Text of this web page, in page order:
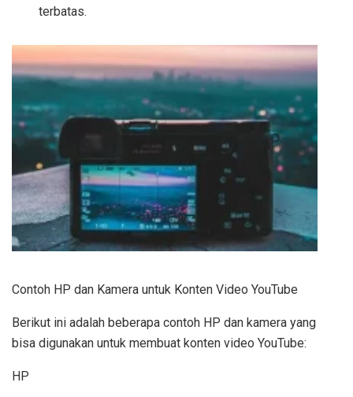
terbatas.
Contoh HP dan Kamera untuk Konten Video YouTube
Berikut ini adalah beberapa contoh HP dan kamera yang
bisa digunakan untuk membuat konten video YouTube:
HP